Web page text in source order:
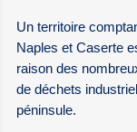
Un territoire
Naples et Caserte
raison des
de déchets
péninsule.